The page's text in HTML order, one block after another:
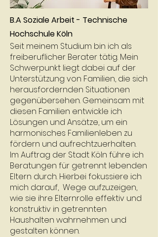
B.A Soziale Arbeit - Technische
Hochschule Köln
Seit meinem Studium bin ich als
freiberuflicher Berater tätig. Mein
Schwerpunkt liegt dabei auf der
Unterstützung von Familien, die sich
herausfordernden Situationen
gegenübersehen. Gemeinsam mit
diesen Familien entwickle ich
Lösungen und Ansätze, um ein
harmonisches Familienleben zu
fördern und aufrechtzuerhalten.
Im Auftrag der Stadt Köln führe ich
Beratungen für getrennt lebenden
Eltern durch. Hierbei fokussiere ich
mich darauf, Wege aufzuzeigen,
wie sie ihre Elternrolle effektiv und
konstruktiv in getrennten
Haushalten wahrnehmen und
gestalten können.